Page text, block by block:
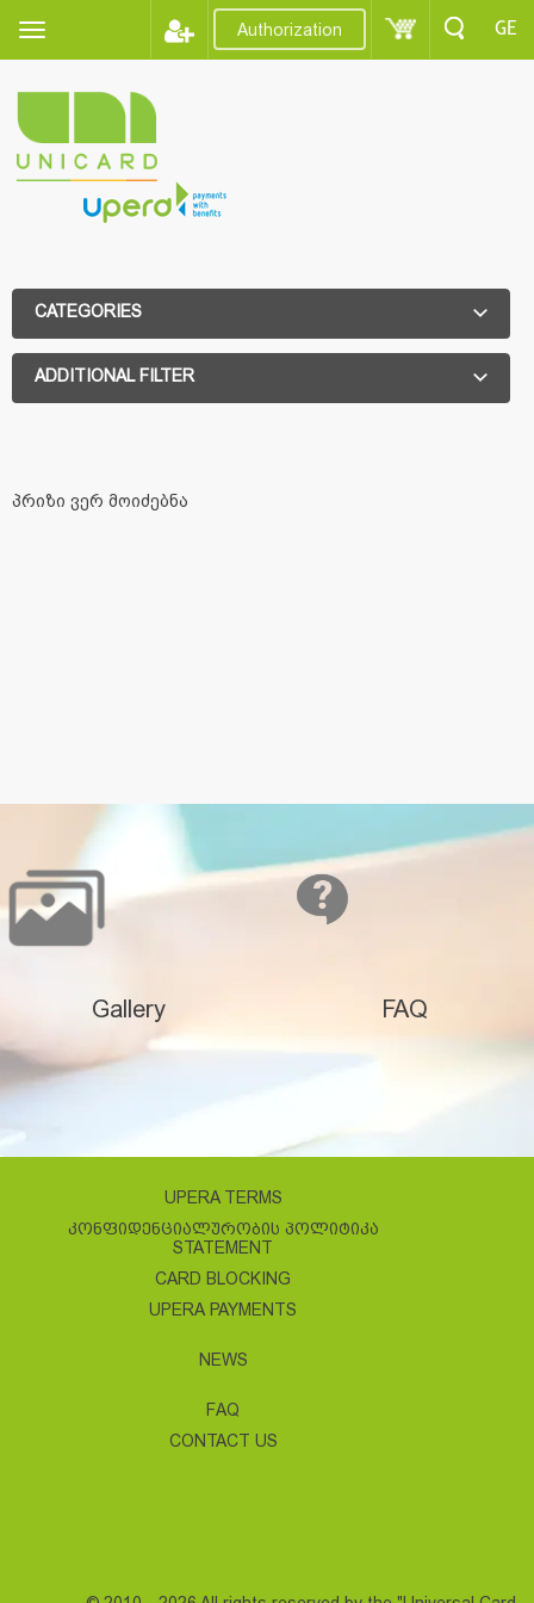
Authorization GE
CATEGORIES
ADDITIONAL FILTER
პრიზი ვერ მოიძებნა
Gallery FAQ
UPERA TERMS
ᲙᲝᲜᲤᲘᲓᲔᲜᲪᲘᲐᲚᲣᲠᲝᲑᲘᲡ ᲞᲝᲚᲘᲢᲘᲙᲐ
STATEMENT
CARD BLOCKING
UPERA PAYMENTS
NEWS
FAQ
CONTACT US